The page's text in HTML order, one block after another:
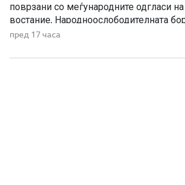
поврзани со меѓународните одгласи
востание, Народноослободителната
современата македонска уметност.
1903 година европската јавност ги
пред 17 часа